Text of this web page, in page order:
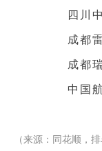
四川
成都
成都
中国
（来源：同花顺，